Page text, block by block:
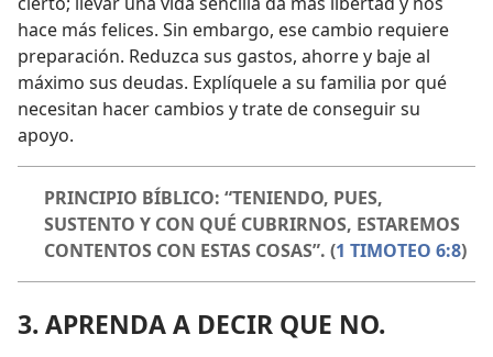
hace más felices. Sin embargo, ese cambio requiere
preparación. Reduzca sus gastos, ahorre y baje al
máximo sus deudas. Explíquele a su familia por qué
necesitan hacer cambios y trate de conseguir su
apoyo.
PRINCIPIO BÍBLICO: “TENIENDO, PUES,
SUSTENTO Y CON QUÉ CUBRIRNOS, ESTAREMOS
CONTENTOS CON ESTAS COSAS”. (1 TIMOTEO 6:8)
3. APRENDA A DECIR QUE NO.